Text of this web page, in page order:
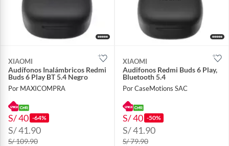
XIAOMI
Audífonos Inalámbricos Redmi
Buds 6 Play BT 5.4 Negro
Por MAXICOMPRA
S/ 40 -64%
S/ 41.90
S/ 109.90
XIAOMI
Audifonos Redmi Buds 6 Play,
Bluetooth 5.4
Por CaseMotions SAC
S/ 40 -50%
S/ 41.90
S/ 79.90